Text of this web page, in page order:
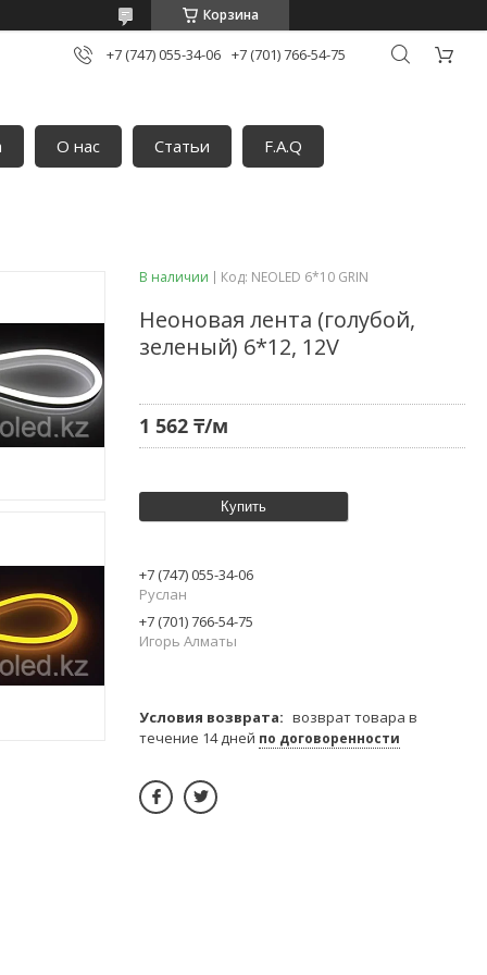
Корзина
+7 (747) 055-34-06 +7 (701) 766-54-75
О нас Статьи F.A.Q
В наличии Код: NEOLED 6*10 GRIN
Неоновая лента (голубой,
зеленый) 6*12, 12V
1 562 ₸/м
Купить
+7 (747) 055-34-06
Руслан
+7 (701) 766-54-75
Игорь Алматы
возврат товара в
течение 14 дней по договоренности